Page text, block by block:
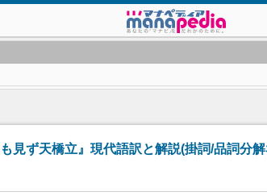
見ず天橋立』現代語訳と解説(掛詞/品詞分